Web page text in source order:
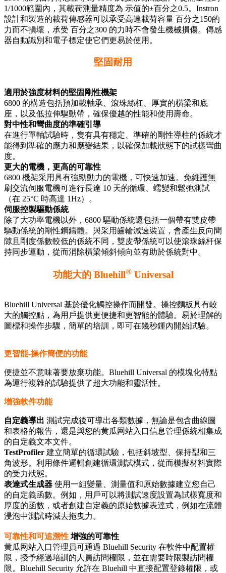
1/1000範圍內，其載荷測量精度為 示值的±百分之0.5。Instron
設計和製造的載荷傳感器可以承受高達載荷容量 百分之150的
力而不損壞，承受 百分之300 的力時不會發生機械損傷。傳感
器自動識別和電子標定使它們更易於使用。
堅固耐用
適用於強度材料的堅固剛性機架
6800 的構造包括預加載軸承、滾珠絲杠、厚實的橫梁和底
座，以及低拉伸驅動帶，確保優越的性能和使用壽命。
對中性和彎曲度的準確引導
在進行單軸試驗時，隻有具有穩定、準確的剛性導柱的係統才
能得到準確的應力和應變結果，以確保加載狀態下的試樣彎曲
度。
更大的電機，更高的可靠性
6800 機架采用具有強勁動力的電機，可快速加速。免維護無
刷交流伺服電機可進行長達 10 天的循環、蠕變和鬆弛測試
（在 25°C 時高達 1Hz）。
伺服控製驅動係統
除了大功率電機以外，6800 驅動係統還包括一個帶有雙皮帶
驅動係統的剛性鋼鑄體。與采用齒輪減速裝置，會產生反向間
隙且剛度係數較低的係統不同，雙皮帶係統可以使滾珠絲杆保
持同步運動，從而消除橫梁傾斜傾向並有助於係統對中。
功能大的 Bluehill®Universal
Bluehill Universal 基於優化觸控操作而開發。操控麵板具有較
大的觸控點，為用戶提供更便捷和更智能的體驗。易於理解的
圖標和操作步驟，簡單的培訓，即可在幾秒鍾內開始試驗。
更智能-操作簡便的功能
便捷並不意味著要放棄功能。Bluehill Universal 的模塊化特點
為運行複雜的試驗提供了超大功能和靈活性。
增強軟件功能
自定義導出 測試完成後可導出各類數據，無論是包含曲線圖
和表格的報告，還是與您的黄瓜网站入口信息管理係統相集成
的自定義文本文件。
TestProfiler 建立簡單的循環試驗，包括斜坡型、保持型和三
角波形。利用條件邏輯創建循環測試模式，從而模擬材料實際
的受力狀態。
表達式生成器 使用一組變量、測量值和原始數據建立您自己
的自定義函數。例如，用戶可以將測試速度設置為試樣寬度和
厚度的函數，或者創建自定義的原始數據表達式，例如在流體
浸泡中測試時減去拖曳力。
可靠性和可追溯性 增強的可靠性
黄瓜网站入口管理員可通過 Bluehill Security 在軟件中配置權
限，授予經過培訓的人員訪問權限，並在需要時限製訪問權
限。Bluehill Security 允許在 Bluehill 中直接配置登錄權限，或